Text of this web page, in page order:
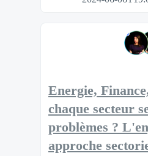
Energie,
chaque secteur
problèmes ?
approche